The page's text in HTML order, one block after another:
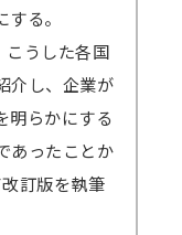
る。
うした各国
介し、企業が
明らかにする
あったことか
訂版を執筆